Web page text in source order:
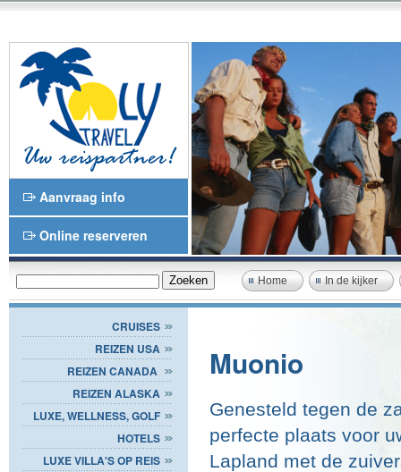
Aanvraag info
Online reserveren
Home In de kijker
CRUISES
REIZEN USA
REIZEN CANADA
REIZEN ALASKA
LUXE, WELLNESS, GOLF
HOTELS
LUXE VILLA'S OP REIS
Muonio
Genesteld tegen de
perfecte plaats voor
Lapland met de